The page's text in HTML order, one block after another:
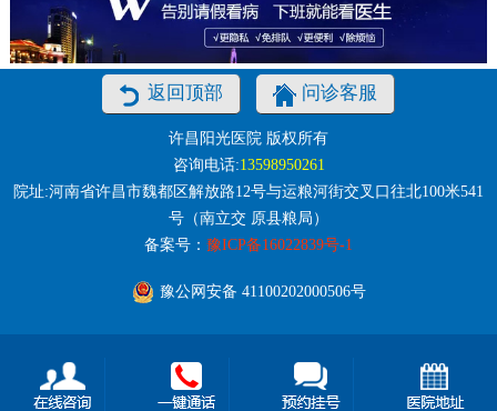
返回顶部 问诊客服
许昌阳光医院 版权所有
咨询电话:13598950261
院址:河南省许昌市魏都区解放路12号与运粮河街交叉口往北100米541
号（南立交 原县粮局）
备案号： 豫ICP备16022839号-1
豫公网安备 41100202000506号